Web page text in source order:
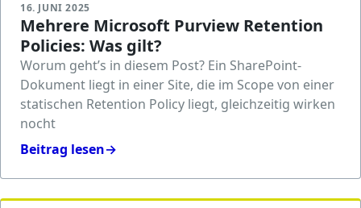
16. JUNI 2025
Mehrere Microsoft Purview Retention
Policies: Was gilt?
Worum geht’s in diesem Post? Ein SharePoint-
Dokument liegt in einer Site, die im Scope von einer
statischen Retention Policy liegt, gleichzeitig wirken
nocht
Beitrag lesen→